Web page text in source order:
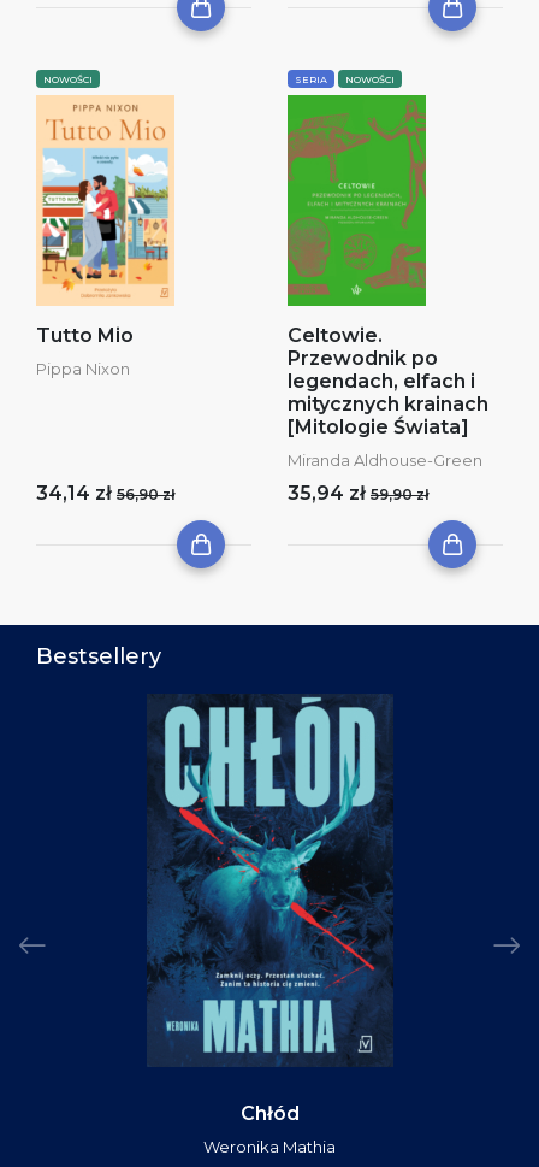
NOWOŚCI
Tutto Mio
Pippa Nixon
34,14 zł 56,90 zł
SERIA NOWOŚCI
Celtowie.
Przewodnik po
legendach, elfach i
mitycznych krainach
[Mitologie Świata]
Miranda Aldhouse-Green
35,94 zł 59,90 zł
Bestsellery
Chłód
Weronika Mathia